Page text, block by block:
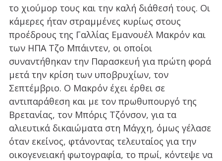
το χιούμορ τους και την καλή διάθεσή τους. Οι
κάμερες ήταν στραμμένες κυρίως στους
προέδρους της Γαλλίας Εμανουέλ Μακρόν και
των ΗΠΑ Τζο Μπάιντεν, οι οποίοι
συναντήθηκαν την Παρασκευή για πρώτη φορά
μετά την κρίση των υποβρυχίων, τον
Σεπτέμβριο. Ο Μακρόν έχει έρθει σε
αντιπαράθεση και με τον πρωθυπουργό της
Βρετανίας, τον Μπόρις Τζόνσον, για τα
αλιευτικά δικαιώματα στη Μάγχη, όμως γέλασε
όταν εκείνος, φτάνοντας τελευταίος για την
οικογενειακή φωτογραφία, το πρωί, κόντεψε να